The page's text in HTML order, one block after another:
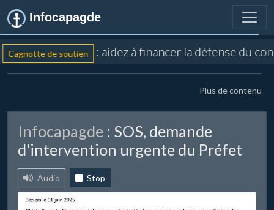
Infocapagde
Cagnotte de soutien : aidez à financer la défense du
Plus de contenu
Infocapagde : SOS, demande
d'intervention urgente du Préfet
Audio Stop